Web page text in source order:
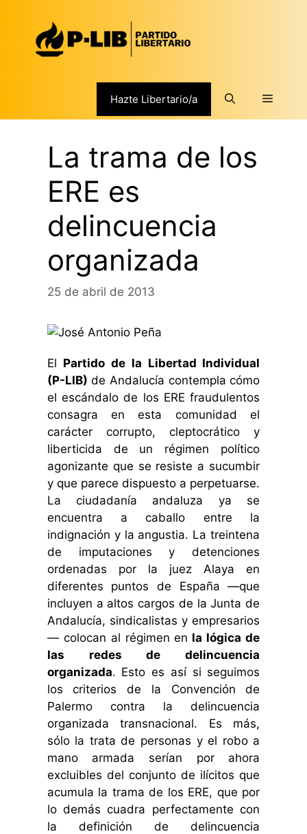
contenido
Hazte Libertario/a Menú
La trama de los
ERE es
delincuencia
organizada
25 de abril de 2013
El Partido de la Libertad Individual
(P-LIB) de Andalucía contempla cómo
el escándalo de los ERE fraudulentos
consagra en esta comunidad el
carácter corrupto, cleptocrático y
liberticida de un régimen político
agonizante que se resiste a sucumbir
y que parece dispuesto a perpetuarse.
La ciudadanía andaluza ya se
encuentra a caballo entre la
indignación y la angustia. La treintena
de imputaciones y detenciones
ordenadas por la juez Alaya en
diferentes puntos de España —que
incluyen a altos cargos de la Junta de
Andalucía, sindicalistas y empresarios
— colocan al régimen en la lógica de
las redes de delincuencia
organizada. Esto es así si seguimos
los criterios de la Convención de
Palermo contra la delincuencia
organizada transnacional. Es más,
sólo la trata de personas y el robo a
mano armada serían por ahora
excluibles del conjunto de ilícitos que
acumula la trama de los ERE, que por
lo demás cuadra perfectamente con
la definición de delincuencia